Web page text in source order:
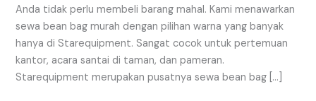
Anda tidak perlu membeli barang mahal. Kami menawarkan
sewa bean bag murah dengan pilihan warna yang banyak
hanya di Starequipment. Sangat cocok untuk pertemuan
kantor, acara santai di taman, dan pameran.
Starequipment merupakan pusatnya sewa bean bag […]